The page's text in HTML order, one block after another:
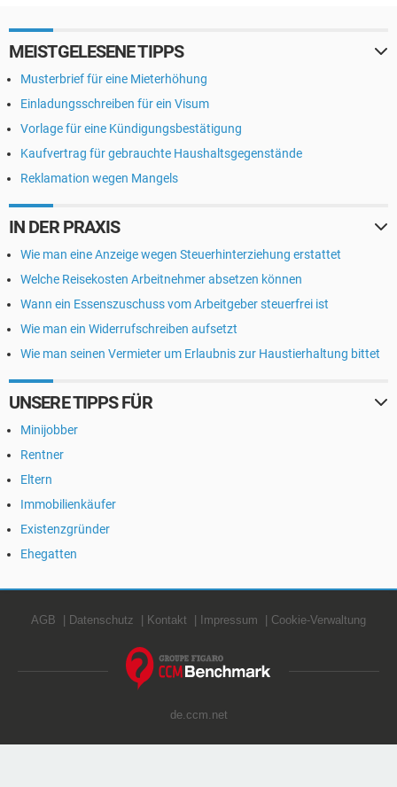
MEISTGELESENE TIPPS
Musterbrief für eine Mieterhöhung
Einladungsschreiben für ein Visum
Vorlage für eine Kündigungsbestätigung
Kaufvertrag für gebrauchte Haushaltsgegenstände
Reklamation wegen Mangels
IN DER PRAXIS
Wie man eine Anzeige wegen Steuerhinterziehung erstattet
Welche Reisekosten Arbeitnehmer absetzen können
Wann ein Essenszuschuss vom Arbeitgeber steuerfrei ist
Wie man ein Widerrufschreiben aufsetzt
Wie man seinen Vermieter um Erlaubnis zur Haustierhaltung bittet
UNSERE TIPPS FÜR
Minijobber
Rentner
Eltern
Immobilienkäufer
Existenzgründer
Ehegatten
AGB Datenschutz Kontakt Impressum Cookie-Verwaltung
de.ccm.net